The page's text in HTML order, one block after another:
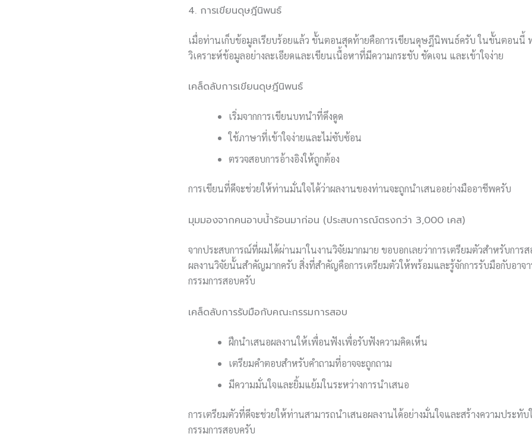
4. การเขียนดุษฎีนิพนธ์
เมื่อท่านเก็บข้อมูลเรียบร้อยแล้ว ขั้นตอนสุดท้ายคือการเขียนดุษฎีนิพนธ์ครับ ในขั้นตอนนี้
วิเคราะห์ข้อมูลอย่างละเอียดและเขียนเนื้อหาที่มีความกระชับ ชัดเจน และเข้าใจง่าย
เคล็ดลับการเขียนดุษฎีนิพนธ์
เริ่มจากการเขียนบทนำที่ดึงดูด
ใช้ภาษาที่เข้าใจง่ายและไม่ซับซ้อน
ตรวจสอบการอ้างอิงให้ถูกต้อง
การเขียนที่ดีจะช่วยให้ท่านมั่นใจได้ว่าผลงานของท่านจะถูกนำเสนออย่างมืออาชีพครับ
มุมมองจากคนอาบน้ำร้อนมาก่อน (ประสบการณ์ตรงกว่า 3,000 เคส)
จากประสบการณ์ที่ผมได้ผ่านมาในงานวิจัยมากมาย ขอบอกเลยว่าการเตรียมตัวสำหรับการ
ผลงานวิจัยนั้นสำคัญมากครับ สิ่งที่สำคัญคือการเตรียมตัวให้พร้อมและรู้จักการรับมือกับอา
กรรมการสอบครับ
เคล็ดลับการรับมือกับคณะกรรมการสอบ
ฝึกนำเสนอผลงานให้เพื่อนฟังเพื่อรับฟังความคิดเห็น
เตรียมคำตอบสำหรับคำถามที่อาจจะถูกถาม
มีความมั่นใจและยิ้มแย้มในระหว่างการนำเสนอ
การเตรียมตัวที่ดีจะช่วยให้ท่านสามารถนำเสนอผลงานได้อย่างมั่นใจและสร้างความประทั
กรรมการสอบครับ